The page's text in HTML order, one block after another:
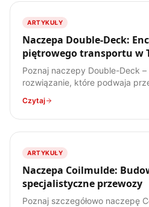
ARTYKUŁY
Naczepa Double-Deck:
piętrowego transportu w
Poznaj naczepy Double-Deck
rozwiązanie, które podwaja
do jakich ładunków są najlepiej
Czytaj
ARTYKUŁY
Naczepa Coilmulde:
specjalistyczne przewozy
Poznaj szczegółowo naczepę